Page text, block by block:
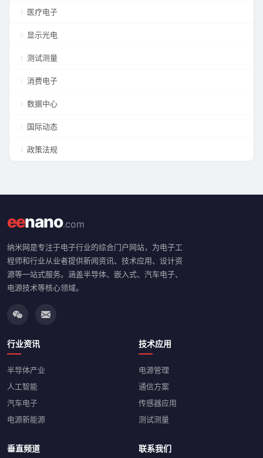
医疗电子
显示光电
测试测量
消费电子
数据中心
国际动态
政策法规
eenano.com
纳米网是专注于电子行业的综合门户网站，为电子工
程师和行业从业者提供新闻资讯、技术应用、设计资
源等一站式服务。涵盖半导体、嵌入式、汽车电子、
电源技术等核心领域。
行业资讯
半导体产业
人工智能
汽车电子
电源新能源
技术应用
电源管理
通信方案
传感器应用
测试测量
垂直频道 联系我们